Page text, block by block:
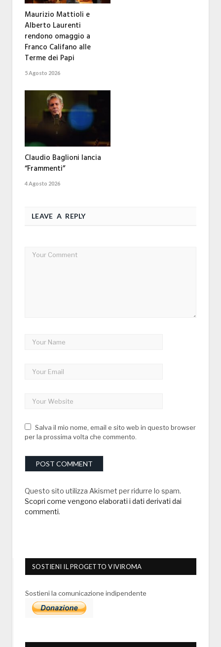
Maurizio Mattioli e
Alberto Laurenti
rendono omaggio a
Franco Califano alle
Terme dei Papi
5 Agosto 2026
Claudio Baglioni lancia
“Frammenti”
4 Agosto 2026
LEAVE A REPLY
Salva il mio nome, email e sito web in questo browser
per la prossima volta che commento.
Questo sito utilizza Akismet per ridurre lo spam.
Scopri come vengono elaborati i dati derivati dai
commenti.
SOSTIENI IL PROGETTO VIVIROMA
Sostieni la comunicazione indipendente